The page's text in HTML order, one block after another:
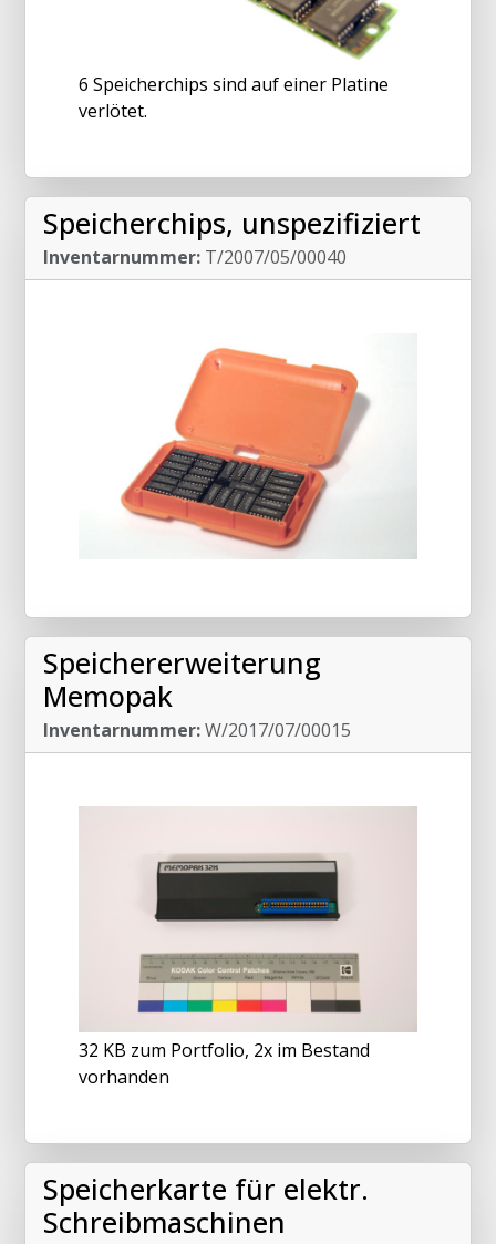
6 Speicherchips sind auf einer Platine
verlötet.
Speicherchips, unspezifiziert
Inventarnummer: T/2007/05/00040
Speichererweiterung
Memopak
Inventarnummer:W/2017/07/00015
32 KB zum Portfolio, 2x im Bestand
vorhanden
Speicherkarte für elektr.
Schreibmaschinen